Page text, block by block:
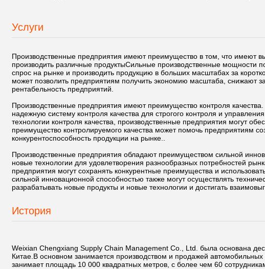
Услуги
Производственные предприятия имеют преимущество в том, что имеют
производить различные продуктыСильные производственные мощности
спрос на рынке и производить продукцию в больших масштабах за
может позволить предприятиям получить экономию масштаба, снижают
рентабельность предприятий.
Производственные предприятия имеют преимущество контроля
надежную систему контроля качества для строгого контроля и
технологии контроля качества, производственные предприятия могут
преимущество контролируемого качества может помочь предприятиям
конкурентоспособность продукции на рынке..
Производственные предприятия обладают преимуществом сильной
новые технологии для удовлетворения разнообразных потребностей
предприятия могут сохранять конкурентные преимущества и
сильной инновационной способностью также могут осуществлять
разрабатывать новые продукты и новые технологии и достигать
История
Weixian Chengxiang Supply Chain Management Co., Ltd. была основана
Китае.В основном занимается производством и продажей
занимает площадь 10 000 квадратных метров, с более чем 60